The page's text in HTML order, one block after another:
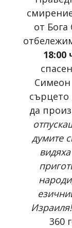
от
18:00
Симеон
сърцето
да
думите
Израиля!
360